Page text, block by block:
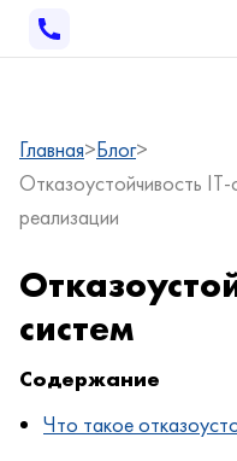
Главная Блог
Отказоустойчивость
реализации
систем
Содержание
Что такое